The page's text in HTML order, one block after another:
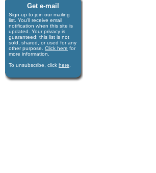
Get e-mail
Sign-up to join our mail­ing
list. You'll receive e­mail
notification when this site is
updated. Your privacy is
guaran­teed; this list is not
sold, shared, or used for any
other purpose. Click here for
more infor­mation.
To unsubscribe, click here